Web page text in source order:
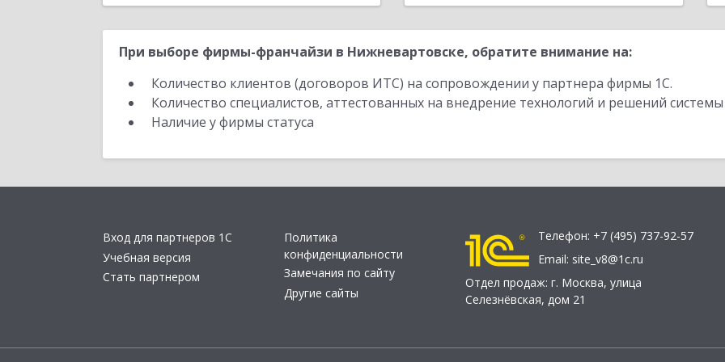
При выборе фирмы-франчайзи в Нижневартовске, обратите внимание на:
Количество клиентов (договоров ИТС) на сопровождении у партнера фирмы 1С.
Количество специалистов, аттестованных на внедрение технологий и решений
Наличие у фирмы статуса
Вход для партнеров 1С
Учебная версия
Стать партнером
Политика
конфиденциальности
Замечания по сайту
Другие сайты
Телефон: +7 (495) 737-92-57
Email: site_v8@1c.ru
Отдел продаж: г. Москва, улица
Селезнёвская, дом 21